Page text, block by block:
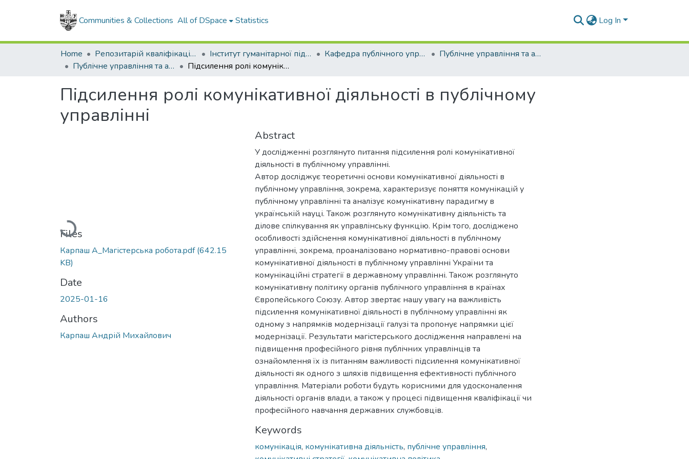
Communities & Collections All of DSpace Statistics Log In
Home Репозитарій кваліфікаційних робіт здобувачів вищої освіти Інститут гуманітарної підготовки та державного управління Кафедра публічного управління та адміністрування
Публічне управління та адміністрування (рівень магістр)
Публічне управління та адміністрування, магістр, 2024
Підсилення ролі комунікативної діяльності в публічному управлінні
Підсилення ролі комунікативної діяльності в публічному
управлінні
Loading...
Files
Карпаш A_Магістерська робота.pdf(642.15
KB)
Date
2025-01-16
Authors
Карпаш Андрій Михайлович
Abstract
У дослідженні розглянуто питання підсилення ролі комунікативної
діяльності в публічному управлінні.
Автор досліджує теоретичні основи комунікативної діяльності в
публічному управління, зокрема, характеризує поняття комунікацій у
публічному управлінні та аналізує комунікативну парадигму в
українській науці. Також розглянуто комунікативну діяльність та
ділове спілкування як управлінську функцію. Крім того, досліджено
особливості здійснення комунікативної діяльності в публічному
управлінні, зокрема, проаналізовано нормативно-правові основи
комунікативної діяльності в публічному управлінні України та
комунікаційні стратегії в державному управлінні. Також розглянуто
комунікативну політику органів публічного управління в країнах
Європейського Союзу. Автор звертає нашу увагу на важливість
підсилення комунікативної діяльності в публічному управлінні як
одному з напрямків модернізації галузі та пропонує напрямки цієї
модернізації. Результати магістерського дослідження направлені на
підвищення професійного рівня публічних управлінців та
ознайомлення їх із питанням важливості підсилення комунікативної
діяльності як одного з шляхів підвищення ефективності публічного
управління. Матеріали роботи будуть корисними для удосконалення
діяльності органів влади, а також у процесі підвищення кваліфікації чи
професійного навчання державних службовців.
Keywords
комунікація, комунікативна діяльність, публічне управління,